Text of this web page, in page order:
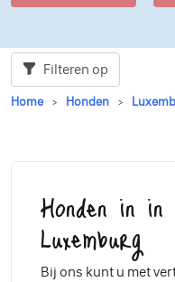
Filteren op
Home Honden
Honden in in
Luxemburg
Bij ons kunt u met